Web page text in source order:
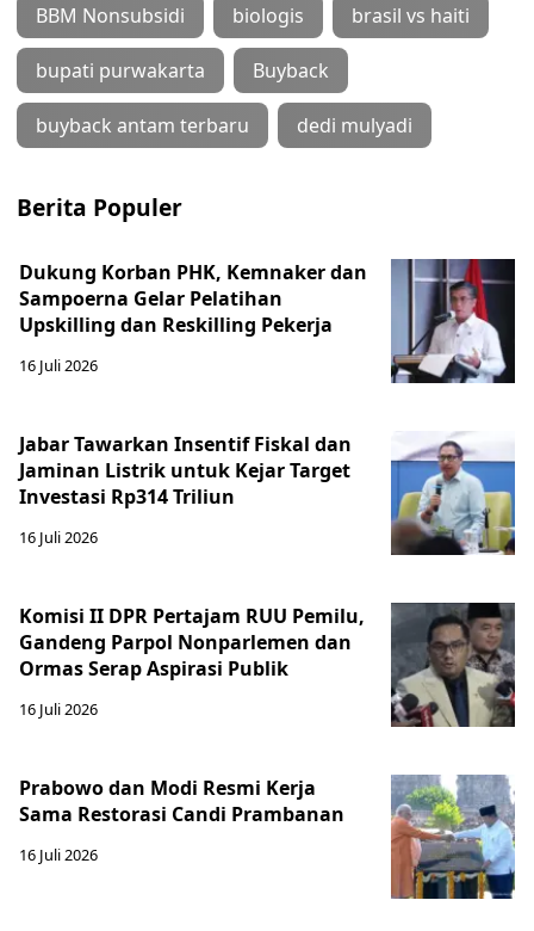
BBM Nonsubsidi biologis brasil vs haiti
bupati purwakarta Buyback
buyback antam terbaru dedi mulyadi
Berita Populer
Dukung Korban PHK, Kemnaker dan
Sampoerna Gelar Pelatihan
Upskilling dan Reskilling Pekerja
16 Juli 2026
Jabar Tawarkan Insentif Fiskal dan
Jaminan Listrik untuk Kejar Target
Investasi Rp314 Triliun
16 Juli 2026
Komisi II DPR Pertajam RUU Pemilu,
Gandeng Parpol Nonparlemen dan
Ormas Serap Aspirasi Publik
16 Juli 2026
Prabowo dan Modi Resmi Kerja
Sama Restorasi Candi Prambanan
16 Juli 2026